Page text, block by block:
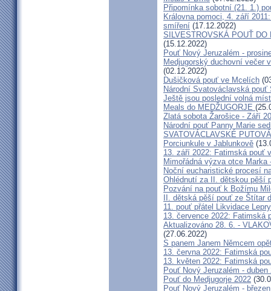
Připomínka sobotní (21. 1.)
Královna pomoci, 4. září
smíření (17.12.2022)
SILVESTROVSKÁ POUŤ DO
(15.12.2022)
Pouť Nový Jeruzalém -
Medjugorský duchovní večer
(02.12.2022)
Dušičková pouť ve Mcelích
Národní Svatováclavská pouť
Ještě jsou poslední volná
Meals do MEDŽUGORJE
Zlatá sobota Žarošice - Září
Národní pouť Panny Marie
SVATOVÁCLAVSKÉ
Porciunkule v Jablunkově
13. září 2022: Fatimská pouť
Mimořádná výzva otce
Noční eucharistické procesí
Ohlédnutí za II. dětskou pěší
Pozvání na pouť k Božímu
II. dětská pěší pouť ze Štítar
11. pouť přátel Likvidace Lepry
13. července 2022: Fatimská
Aktualizováno 28. 6. -
(27.06.2022)
S panem Janem Němcem
13. června 2022: Fatimská
13. květen 2022: Fatimská
Pouť Nový Jeruzalém - duben
Pouť do Medjugorje 2022
Pouť Nový Jeruzalém -